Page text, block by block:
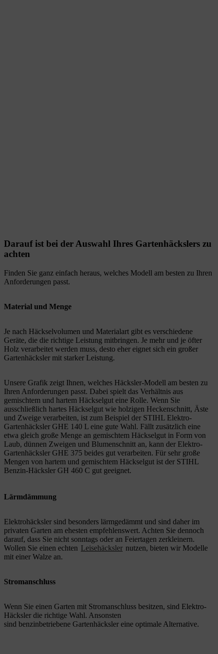
Darauf ist bei der Auswahl Ihres Gartenhäckslers zu
achten
Finden Sie ganz einfach heraus, welches Modell am besten zu Ihren
Anforderungen passt.
Material und Menge
Je nach Häckselvolumen und Materialart gibt es verschiedene
Geräte, die die richtige Leistung mitbringen. Je mehr und je öfter
Holz verarbeitet werden muss, desto eher eignet sich ein großer
Gartenhäcksler mit starker Leistung.
Unsere Grafik zeigt Ihnen, welches Häcksler-Modell am besten zu
Ihren Anforderungen passt. Dabei spielt das Verhältnis aus
gemischtem und hartem Häckselgut eine Rolle. Wenn Sie
ausschließlich hartes Häckselgut wie holzigen Heckenschnitt, Äste
und Zweige verarbeiten, ist zum Beispiel der STIHL Elektro-
Gartenhäcksler GHE 140 L eine gute Wahl. Fällt zusätzlich eine
etwa gleich große Menge an gemischtem Häckselgut in Form von
Laub, dünnen Zweigen und Blumenschnitt an, kann der Elektro-
Gartenhäcksler GHE 375 beides gut verarbeiten. Für sehr große
Mengen von hartem und gemischtem Häckselgut ist der STIHL
Benzin-Häcksler GH 460 C gut geeignet.
Lärmdämmung
Elektrohäcksler sind besonders lärmgedämmt und sind daher im
privaten Garten am ehesten empfehlenswert. Achten Sie dennoch
darauf, dass Sie nicht sonntags oder an Feiertagen zerkleinern.
Wollen Sie einen echten Leisehäcksler nutzen, bieten wir Modelle
mit einer Walze an.
Stromanschluss
Wenn Sie einen Garten mit Stromanschluss besitzen, sind Elektro-
Häcksler die richtige Wahl. Ansonsten
sind benzinbetriebene Gartenhäcksler eine optimale Alternative.